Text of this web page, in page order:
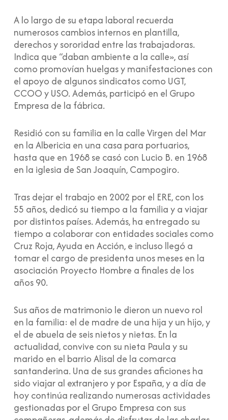
A lo largo de su etapa laboral recuerda
numerosos cambios internos en plantilla,
derechos y sororidad entre las trabajadoras.
Indica que “daban ambiente a la calle», así
como promovían huelgas y manifestaciones con
el apoyo de algunos sindicatos como UGT,
CCOO y USO. Además, participó en el Grupo
Empresa de la fábrica.
Residió con su familia en la calle Virgen del Mar
en la Albericia en una casa para portuarios,
hasta que en 1968 se casó con Lucio B. en 1968
en la iglesia de San Joaquín, Campogiro.
Tras dejar el trabajo en 2002 por el ERE, con los
55 años, dedicó su tiempo a la familia y a viajar
por distintos países. Además, ha entregado su
tiempo a colaborar con entidades sociales como
Cruz Roja, Ayuda en Acción, e incluso llegó a
tomar el cargo de presidenta unos meses en la
asociación Proyecto Hombre a finales de los
años 90.
Sus años de matrimonio le dieron un nuevo rol
en la familia: el de madre de una hija y un hijo, y
el de abuela de seis nietos y nietas. En la
actualidad, convive con su nieta Paula y su
marido en el barrio Alisal de la comarca
santanderina. Una de sus grandes aficiones ha
sido viajar al extranjero y por España, y a día de
hoy continúa realizando numerosas actividades
gestionadas por el Grupo Empresa con sus